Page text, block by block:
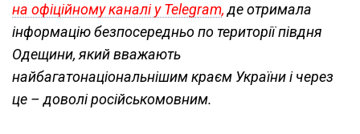
на офіційному каналі у Telegram,де отримала
інформацію безпосередньо по території півдня
Одещини, який вважають
найбагатонаціональнішим краєм України і через
це – доволі російськомовним.